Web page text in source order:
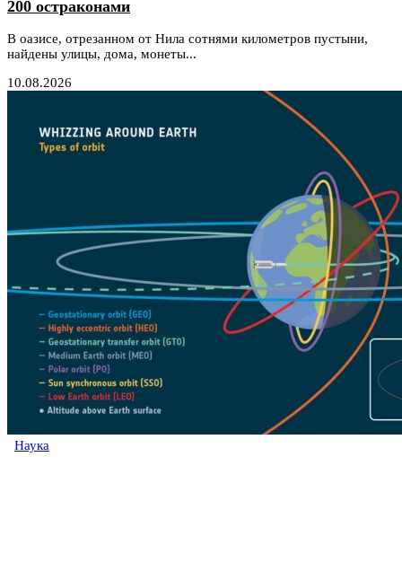
200 остраконами
В оазисе, отрезанном от Нила сотнями километров пустыни,
найдены улицы, дома, монеты...
10.08.2026
Наука